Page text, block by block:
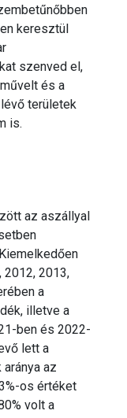
keresztül
szenved el,
és a
területek
is.
az aszállyal
2013,
a
illetve a
ben és 2022-
lett a
az
os értéket
volt a